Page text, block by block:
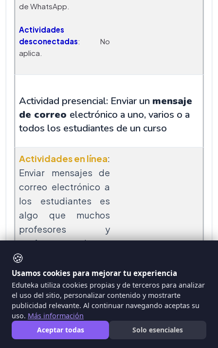
de WhatsApp.
Actividades
desconectadas: No
aplica.
Actividad presencial: Enviar un mensaje
de correo electrónico a uno, varios o a
todos los estudiantes de un curso
Actividades en línea:
Enviar mensajes de
correo electrónico a
los estudiantes es
algo que muchos
profesores y
profesoras hacen
rutinariamente. Las
plataformas de
aprendizaje en línea
como Moodle
ofrecen un sistema
de mensajería que
facilita la tarea de
🍪
Usamos cookies para mejorar tu experiencia
Eduteka utiliza cookies propias y de terceros para analizar
el uso del sitio, personalizar contenido y mostrarte
publicidad relevante. Al continuar navegando aceptas su
uso. Más información
Aceptar todas
Solo esenciales